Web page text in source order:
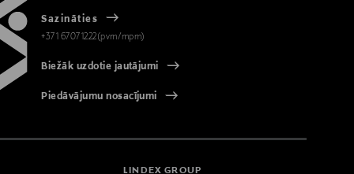
Sazināties
+371 67071222(pvm/mpm)
Biežāk uzdotie jautājumi
Piedāvājumu nosacījumi
LINDEX GROUP